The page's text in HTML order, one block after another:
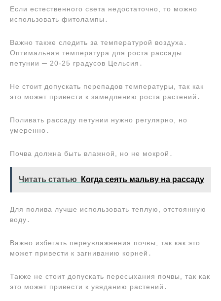
Если естественного света недостаточно, то можно
использовать фитолампы․
Важно также следить за температурой воздуха․
Оптимальная температура для роста рассады
петунии ─ 20-25 градусов Цельсия․
Не стоит допускать перепадов температуры, так как
это может привести к замедлению роста растений․
Поливать рассаду петунии нужно регулярно, но
умеренно․
Почва должна быть влажной, но не мокрой․
Читать статью Когда сеять мальву на рассаду
Для полива лучше использовать теплую, отстоянную
воду․
Важно избегать переувлажнения почвы, так как это
может привести к загниванию корней․
Также не стоит допускать пересыхания почвы, так как
это может привести к увяданию растений․